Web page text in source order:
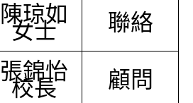
陳琼如
女士 聯絡
張錦怡
校長 顧問